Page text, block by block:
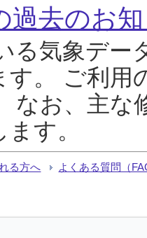
過去のお
る気象デー
す。 ご利用
なお、主な
す。
る方へ よくある質問（